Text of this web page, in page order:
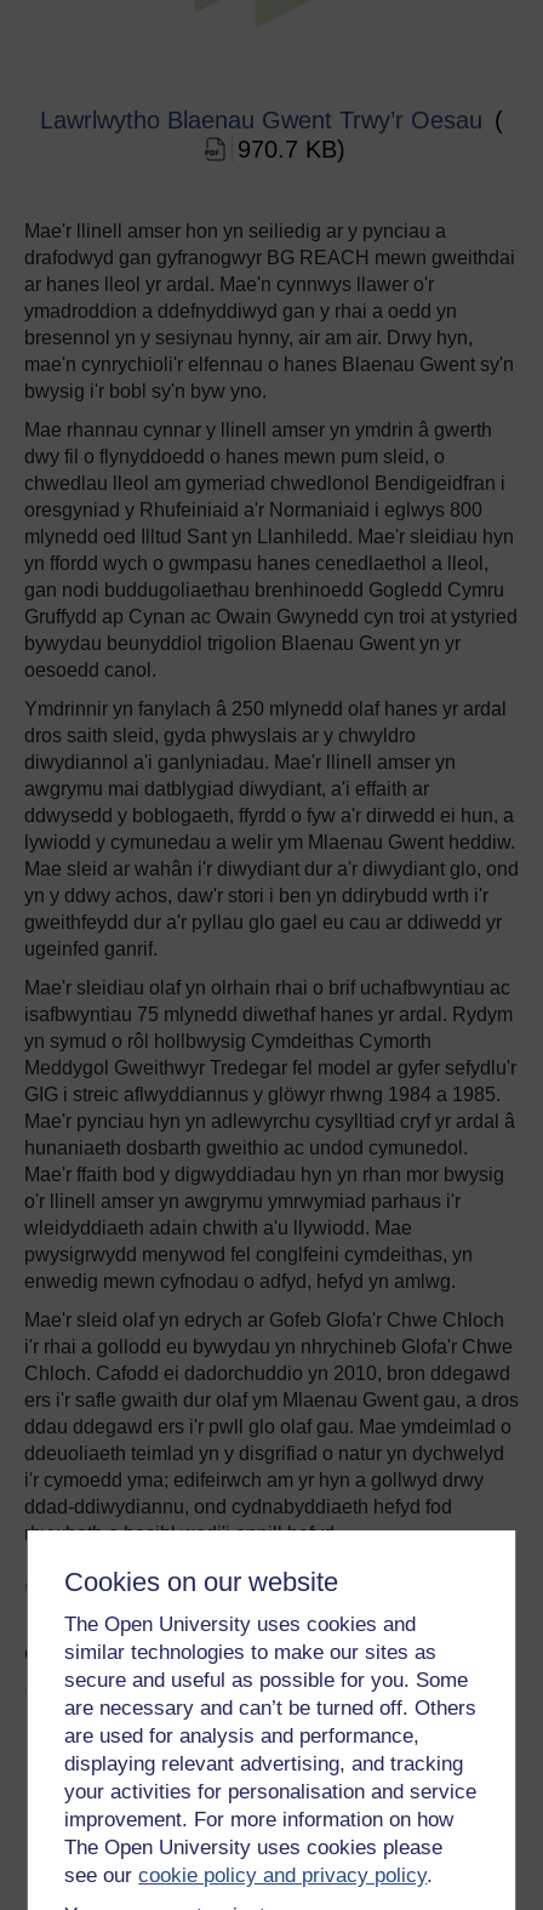
Cookies on our website
The Open University uses cookies and
similar technologies to make our sites as
secure and useful as possible for you. Some
are necessary and can’t be turned off. Others
are used for analysis and performance,
displaying relevant advertising, and tracking
your activities for personalisation and service
improvement. For more information on how
The Open University uses cookies please
see ourcookie policy and privacy policy.
Lawrlwytho Blaenau Gwent Trwy’r Oesau (
970.7 KB)
Mae'r llinell amser hon yn seiliedig ar y pynciau a
drafodwyd gan gyfranogwyr BG REACH mewn gweithdai
ar hanes lleol yr ardal. Mae'n cynnwys llawer o'r
ymadroddion a ddefnyddiwyd gan y rhai a oedd yn
bresennol yn y sesiynau hynny, air am air. Drwy hyn,
mae'n cynrychioli'r elfennau o hanes Blaenau Gwent sy'n
bwysig i'r bobl sy'n byw yno.
Mae rhannau cynnar y llinell amser yn ymdrin â gwerth
dwy fil o flynyddoedd o hanes mewn pum sleid, o
chwedlau lleol am gymeriad chwedlonol Bendigeidfran i
oresgyniad y Rhufeiniaid a'r Normaniaid i eglwys 800
mlynedd oed Illtud Sant yn Llanhiledd. Mae'r sleidiau hyn
yn ffordd wych o gwmpasu hanes cenedlaethol a lleol,
gan nodi buddugoliaethau brenhinoedd Gogledd Cymru
Gruffydd ap Cynan ac Owain Gwynedd cyn troi at ystyried
bywydau beunyddiol trigolion Blaenau Gwent yn yr
oesoedd canol.
Ymdrinnir yn fanylach â 250 mlynedd olaf hanes yr ardal
dros saith sleid, gyda phwyslais ar y chwyldro
diwydiannol a'i ganlyniadau. Mae'r llinell amser yn
awgrymu mai datblygiad diwydiant, a'i effaith ar
ddwysedd y boblogaeth, ffyrdd o fyw a'r dirwedd ei hun, a
lywiodd y cymunedau a welir ym Mlaenau Gwent heddiw.
Mae sleid ar wahân i'r diwydiant dur a'r diwydiant glo, ond
yn y ddwy achos, daw'r stori i ben yn ddirybudd wrth i'r
gweithfeydd dur a'r pyllau glo gael eu cau ar ddiwedd yr
ugeinfed ganrif.
Mae'r sleidiau olaf yn olrhain rhai o brif uchafbwyntiau ac
isafbwyntiau 75 mlynedd diwethaf hanes yr ardal. Rydym
yn symud o rôl hollbwysig Cymdeithas Cymorth
Meddygol Gweithwyr Tredegar fel model ar gyfer sefydlu'r
GIG i streic aflwyddiannus y glöwyr rhwng 1984 a 1985.
Mae'r pynciau hyn yn adlewyrchu cysylltiad cryf yr ardal â
hunaniaeth dosbarth gweithio ac undod cymunedol.
Mae'r ffaith bod y digwyddiadau hyn yn rhan mor bwysig
o'r llinell amser yn awgrymu ymrwymiad parhaus i'r
wleidyddiaeth adain chwith a'u llywiodd. Mae
pwysigrwydd menywod fel conglfeini cymdeithas, yn
enwedig mewn cyfnodau o adfyd, hefyd yn amlwg.
Mae'r sleid olaf yn edrych ar Gofeb Glofa'r Chwe Chloch
i'r rhai a gollodd eu bywydau yn nhrychineb Glofa'r Chwe
Chloch. Cafodd ei dadorchuddio yn 2010, bron ddegawd
ers i'r safle gwaith dur olaf ym Mlaenau Gwent gau, a dros
ddau ddegawd ers i'r pwll glo olaf gau. Mae ymdeimlad o
ddeuoliaeth teimlad yn y disgrifiad o natur yn dychwelyd
i'r cymoedd yma; edifeirwch am yr hyn a gollwyd drwy
ddad-ddiwydiannu, ond cydnabyddiaeth hefyd fod
rhywbeth o bosibl wedi'i ennill hefyd.
'Pit Ponies in Britain'
Gan Katharine Marquis